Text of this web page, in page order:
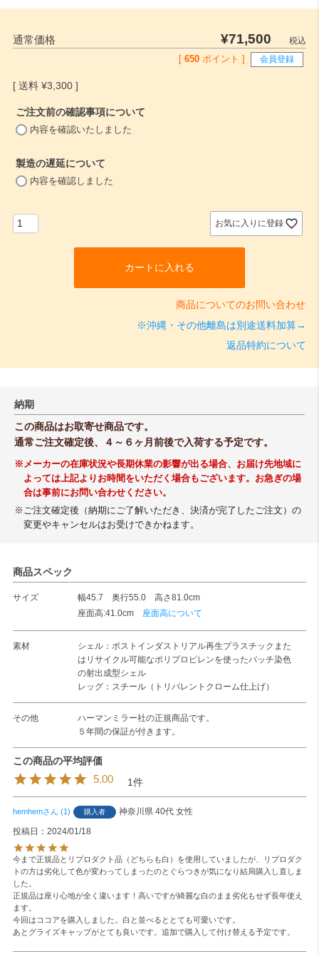
通常価格 ¥71,500
税込
650 ポイント ] 会員登録
¥3,300
ご注文前の確認事項について
内容を確認いたしました
製造の遅延について
(
内容を確認しました
お気に入りに登録
カートに入れる
商品についてのお問い合わせ
※沖縄・その他離島は別途送料加算→
返品特約について
納期
この商品はお取寄せ商品です。
通常ご注文確定後、４～６ヶ月前後で入荷する予定です。
※メーカーの在庫状況や長期休業の影響が出る場合、お届け先地域に
よっては上記よりお時間をいただく場合もございます。お急ぎの場
合は事前にお問い合わせください。
※ご注文確定後（納期にご了解いただき、決済が完了したご注文）の
変更やキャンセルはお受けできかねます。
商品スペック
サイズ
幅45.7 奥行55.0 高さ81.0cm
座面高:41.0cm 座面高について
素材
シェル：ポストインダストリアル再生プラスチックまた
はリサイクル可能なポリプロピレンを使ったバッチ染色
の射出成型シェル
レッグ：スチール（トリバレントクローム仕上げ）
その他
ハーマンミラー社の正規商品です。
５年間の保証が付きます。
5.00 1
hemhem 1 購入者 神奈川県 40代 女性
投稿日
2024/01/18
今まで正規品とリプロダクト品（どちらも白）を使用していましたが、リプロダク
トの方は劣化して色が変わってしまったのとぐらつきが気になり結局購入し直しま
した。
正規品は座り心地が全く違います！高いですが綺麗な白のまま劣化もせず長年使え
ます。
今回はココアを購入しました。白と並べるととても可愛いです。
あとグライズキャップがとても良いです。追加で購入して付け替える予定です。